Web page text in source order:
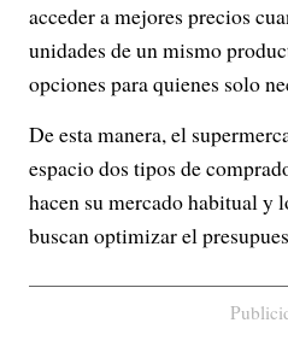
acceder a mejores precios
unidades de un mismo
opciones para quienes solo
De esta manera, el
espacio dos tipos de
hacen su mercado habitual y
buscan optimizar el